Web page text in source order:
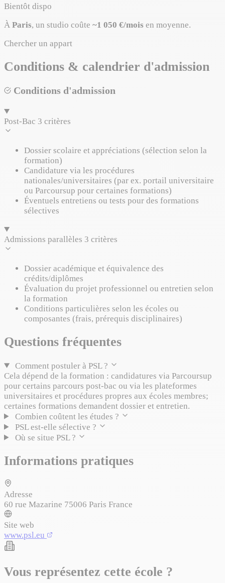
Bientôt dispo
À Paris, un studio coûte ~1 050 €/mois en moyenne.
Chercher un appart
Conditions & calendrier d'admission
Conditions d'admission
Post-Bac 3 critères
Dossier scolaire et appréciations (sélection selon la
formation)
Candidature via les procédures
nationales/universitaires (par ex. portail universitaire
ou Parcoursup pour certaines formations)
Éventuels entretiens ou tests pour des formations
sélectives
Admissions parallèles 3 critères
Dossier académique et équivalence des
crédits/diplômes
Évaluation du projet professionnel ou entretien selon
la formation
Conditions particulières selon les écoles ou
composantes (frais, prérequis disciplinaires)
Questions fréquentes
Comment postuler à PSL ?
Cela dépend de la formation : candidatures via Parcoursup
pour certains parcours post‑bac ou via les plateformes
universitaires et procédures propres aux écoles membres;
certaines formations demandent dossier et entretien.
Combien coûtent les études ?
PSL est‑elle sélective ?
Où se situe PSL ?
Informations pratiques
Adresse
60 rue Mazarine 75006 Paris France
Site web
www.psl.eu
Vous représentez cette école ?